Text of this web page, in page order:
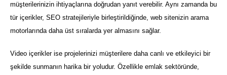
müşterilerinizin ihtiyaçlarına doğrudan yanıt verebilir. Aynı zamanda bu
tür içerikler, SEO stratejileriyle birleştirildiğinde, web sitenizin arama
motorlarında daha üst sıralarda yer almasını sağlar.
Video içerikler ise projelerinizi müşterilere daha canlı ve etkileyici bir
şekilde sunmanın harika bir yoludur. Özellikle emlak sektöründe,